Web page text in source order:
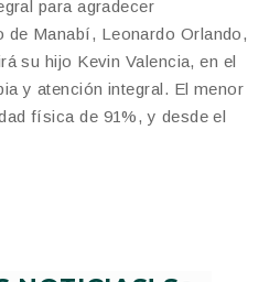
para agradecer
de Manabí, Leonardo Orlando,
su hijo Kevin Valencia, en el
y atención integral. El menor
física de 91%, y desde el